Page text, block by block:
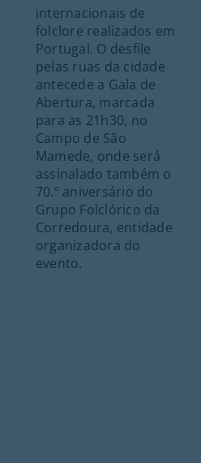
internacionais de
folclore realizados em
Portugal. O desfile
pelas ruas da cidade
antecede a Gala de
Abertura, marcada
para as 21h30, no
Campo de São
Mamede, onde será
assinalado também o
70.º aniversário do
Grupo Folclórico da
Corredoura, entidade
organizadora do
evento.